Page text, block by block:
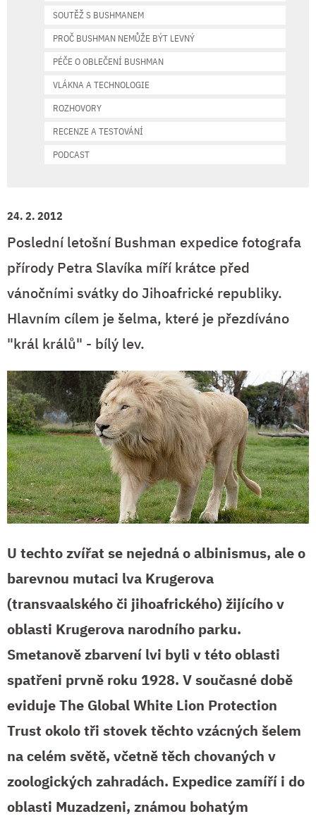
24. 2. 2012
Poslední letošní Bushman expedice fotografa
přírody Petra Slavíka míří krátce před
vánočními svátky do Jihoafrické republiky.
Hlavním cílem je šelma, které je přezdíváno
"král králů" - bílý lev.
U techto zvířat se nejedná o albinismus, ale o
barevnou mutaci lva Krugerova
(transvaalského či jihoafrického) žijícího v
oblasti Krugerova narodního parku.
Smetanově zbarvení lvi byli v této oblasti
spatřeni prvně roku 1928. V současné době
eviduje The Global White Lion Protection
Trust okolo tři stovek těchto vzácných šelem
na celém světě, včetně těch chovaných v
zoologických zahradách. Expedice zamíří i do
oblasti Muzadzeni, známou bohatým
SOUTĚŽ S BUSHMANEM
PROČ BUSHMAN NEMŮŽE BÝT LEVNÝ
PÉČE O OBLEČENÍ BUSHMAN
VLÁKNA A TECHNOLOGIE
ROZHOVORY
RECENZE A TESTOVÁNÍ
PODCAST